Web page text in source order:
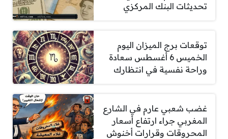
تحديثات البنك المركزي
توقعات برج الميزان اليوم
الخميس 6 أغسطس سعادة
وراحة نفسية في انتظارك
غضب شعبي عارم في الشارع
المغربي جراء ارتفاع أسعار
المحروقات وقرارات أخنوش